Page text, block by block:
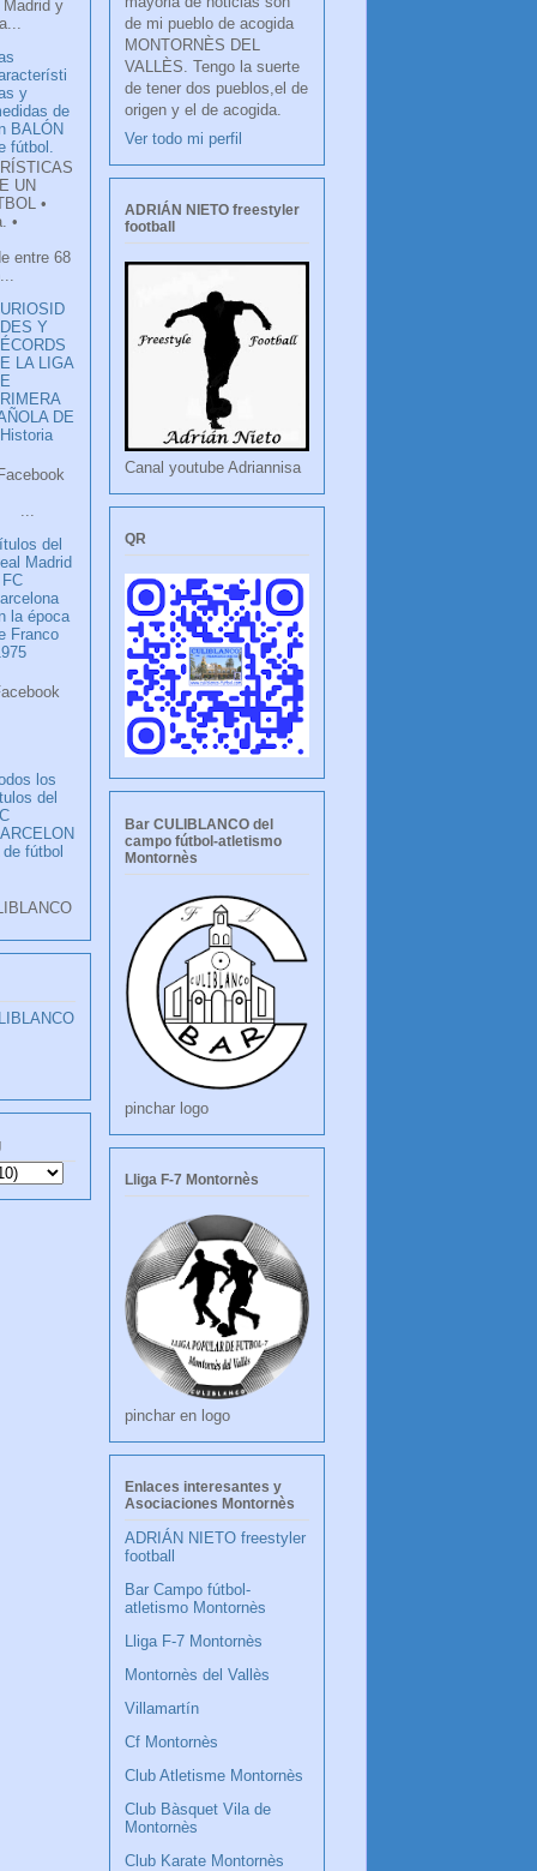
Madrid y
y
de
BALÓN
fútbol.
UN
•
•
entre 68
Y
LA LIGA
DE
del
Madrid
la época
Franco
los
del
de fútbol
de mi pueblo de acogida
MONTORNÈS DEL
VALLÈS. Tengo la suerte
de tener dos pueblos,el de
origen y el de acogida.
Ver todo mi perfil
ADRIÁN NIETO freestyler
football
Canal youtube Adriannisa
QR
Bar CULIBLANCO del
campo fútbol-atletismo
Montornès
pinchar logo
Lliga F-7 Montornès
pinchar en logo
Enlaces interesantes y
Asociaciones Montornès
ADRIÁN NIETO freestyler
football
Bar Campo fútbol-
atletismo Montornès
Lliga F-7 Montornès
Montornès del Vallès
Villamartín
Cf Montornès
Club Atletisme Montornès
Club Bàsquet Vila de
Montornès
Club Karate Montornès